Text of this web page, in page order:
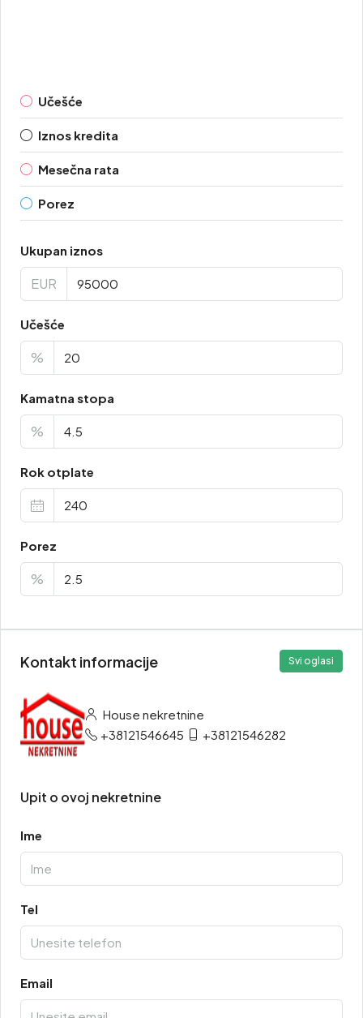
Učešće
Iznos kredita
Mesečna rata
Porez
Ukupan iznos
EUR
Učešće
%
Kamatna stopa
%
Rok otplate
Porez
%
Kontakt informacije Svi oglasi
House nekretnine
+38121546645
+38121546282
Upit o ovoj nekretnine
Ime
Tel
Email